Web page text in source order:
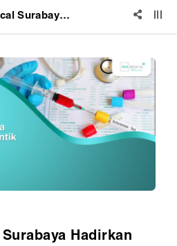
DVX Medical Surabaya Hadirkan Layanan Suntik Hormon Testosteron dengan Pengawasan Dokter Spesialis
Hadirkan